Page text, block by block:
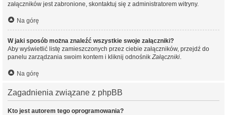
załączników jest zabronione, skontaktuj się z administratorem witryny.
Na górę
W jaki sposób można znaleźć wszystkie swoje załączniki?
Aby wyświetlić listę zamieszczonych przez ciebie załączników, przejdź do
panelu zarządzania swoim kontem i kliknij odnośnikZałączniki.
Na górę
Zagadnienia związane z phpBB
Kto jest autorem tego oprogramowania?